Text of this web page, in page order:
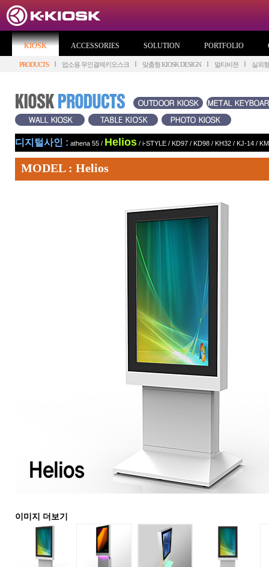
KIOSK ACCESSORIES SOLUTION PORTFOLIO
PRODUCTS 업소용 무인결제키오스크 맞춤형 KIOSK DESIGN 멀티비젼 실외
디지털사인 : athena 55 / Helios / i-STYLE / KD97 / KD98 / KH32 / KJ-14 /
MODEL : Helios
이미지 더보기